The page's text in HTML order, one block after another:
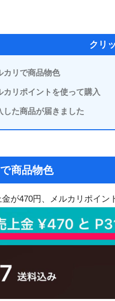
クリ
カリで商品物色
カリポイントを使って購入
した商品が届きました
商品物色
が470円、メルカリポイン